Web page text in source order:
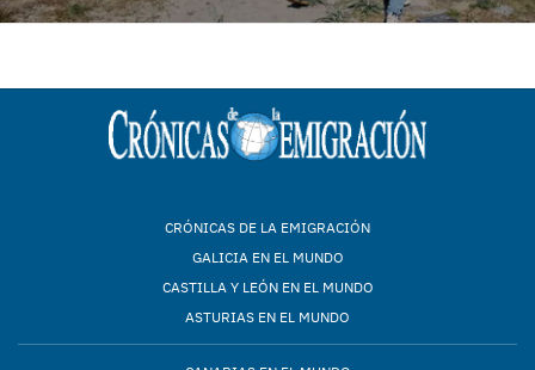
CRÓNICAS DE LA EMIGRACIÓN
GALICIA EN EL MUNDO
CASTILLA Y LEÓN EN EL MUNDO
ASTURIAS EN EL MUNDO